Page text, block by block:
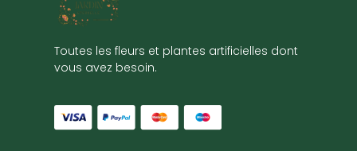
Toutes les fleurs et plantes artificielles dont
vous avez besoin.